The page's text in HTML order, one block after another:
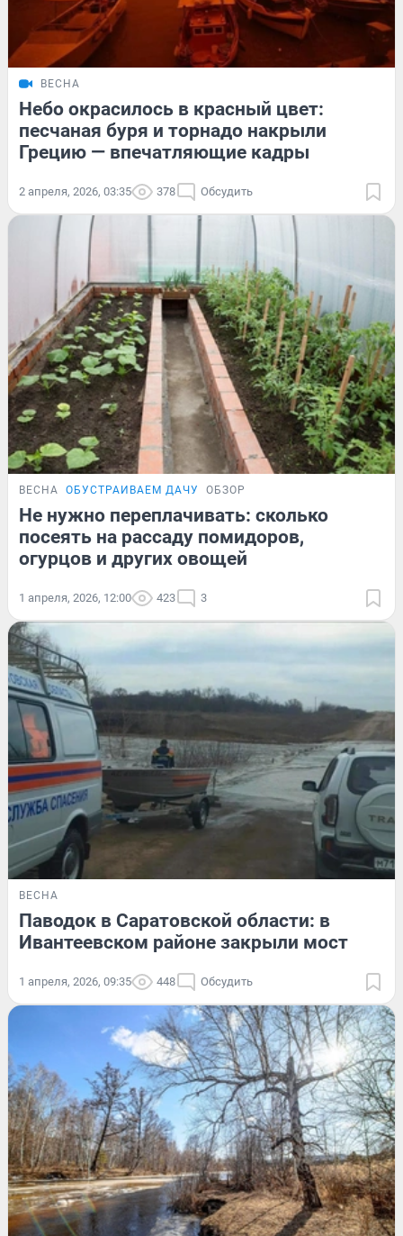
ВЕСНА
Небо окрасилось в красный цвет:
песчаная буря и торнадо накрыли
Грецию — впечатляющие кадры
2 апреля, 2026, 03:35 378 Обсудить
ВЕСНА ОБУСТРАИВАЕМ ДАЧУ ОБЗОР
Не нужно переплачивать: сколько
посеять на рассаду помидоров,
огурцов и других овощей
1 апреля, 2026, 12:00 423 3
ВЕСНА
Паводок в Саратовской области: в
Ивантеевском районе закрыли мост
1 апреля, 2026, 09:35 448 Обсудить